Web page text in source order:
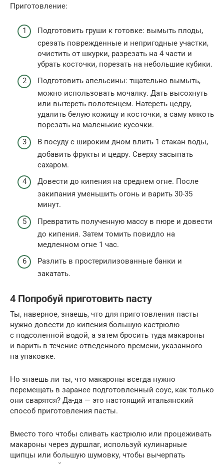
Приготовление:
Подготовить груши к готовке: вымыть плоды,
срезать поврежденные и непригодные участки,
очистить от шкурки, разрезать на 4 части и
убрать косточки, порезать на небольшие кубики.
Подготовить апельсины: тщательно вымыть,
можно использовать мочалку. Дать высохнуть
или вытереть полотенцем. Натереть цедру,
удалить белую кожицу и косточки, а саму мякоть
порезать на маленькие кусочки.
В посуду с широким дном влить 1 стакан воды,
добавить фрукты и цедру. Сверху засыпать
сахаром.
Довести до кипения на среднем огне. После
закипания уменьшить огонь и варить 30-35
минут.
Превратить полученную массу в пюре и довести
до кипения. Затем томить повидло на
медленном огне 1 час.
Разлить в простерилизованные банки и
закатать.
4 Попробуй приготовить пасту
Ты, наверное, знаешь, что для приготовления пасты
нужно довести до кипения большую кастрюлю
с подсоленной водой, а затем бросить туда макароны
и варить в течение отведенного времени, указанного
на упаковке.
Но знаешь ли ты, что макароны всегда нужно
перемещать в заранее подготовленный соус, как только
они сварятся? Да-да — это настоящий итальянский
способ приготовления пасты.
Вместо того чтобы сливать кастрюлю или процеживать
макароны через дуршлаг, используй кулинарные
щипцы или большую шумовку, чтобы вычерпать